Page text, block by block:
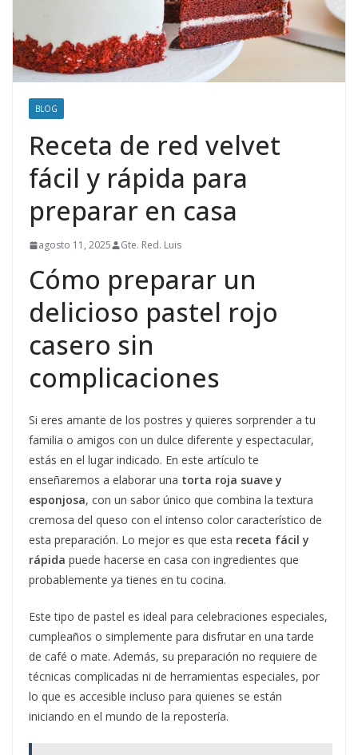
BLOG
Receta de red velvet
fácil y rápida para
preparar en casa
agosto 11, 2025 Gte. Red. Luis
Cómo preparar un
delicioso pastel rojo
casero sin
complicaciones
Si eres amante de los postres y quieres sorprender a tu
familia o amigos con un dulce diferente y espectacular,
estás en el lugar indicado. En este artículo te
enseñaremos a elaborar una torta roja suave y
esponjosa, con un sabor único que combina la textura
cremosa del queso con el intenso color característico de
esta preparación. Lo mejor es que esta receta fácil y
rápida puede hacerse en casa con ingredientes que
probablemente ya tienes en tu cocina.
Este tipo de pastel es ideal para celebraciones especiales,
cumpleaños o simplemente para disfrutar en una tarde
de café o mate. Además, su preparación no requiere de
técnicas complicadas ni de herramientas especiales, por
lo que es accesible incluso para quienes se están
iniciando en el mundo de la repostería.